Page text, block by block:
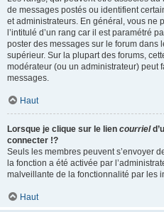
de messages postés ou identifient
et administrateurs. En général, vous ne
l’intitulé d’un rang car il est paramétré
poster des messages sur le forum dans
supérieur. Sur la plupart des forums,
modérateur (ou un administrateur) peut
messages.
Haut
Lorsque je clique sur le lien courriel
connecter !?
Seuls les membres peuvent s’envoyer
la fonction a été activée par
malveillante de la fonctionnalité par les
Haut